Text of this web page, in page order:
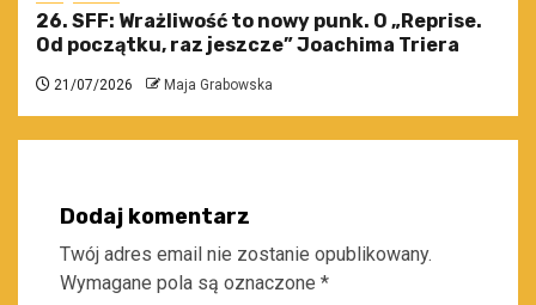
26. SFF: Wrażliwość to nowy punk. O „Reprise.
Od początku, raz jeszcze” Joachima Triera
21/07/2026 Maja Grabowska
Dodaj komentarz
Twój adres email nie zostanie opublikowany.
Wymagane pola są oznaczone *